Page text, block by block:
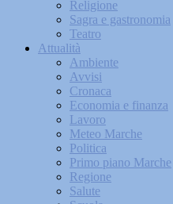
Religione
Sagra e gastronomia
Teatro
Attualità
Ambiente
Avvisi
Cronaca
Economia e finanza
Lavoro
Meteo Marche
Politica
Primo piano Marche
Regione
Salute